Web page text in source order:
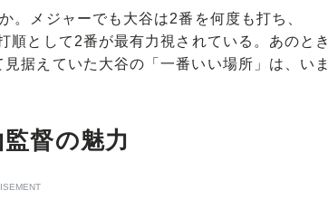
メジャーでも大谷は2番を何度も打ち、
として2番が最有力視されている。あのとき
据えていた大谷の「一番いい場所」は、いま
督の魅力